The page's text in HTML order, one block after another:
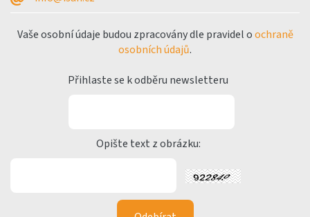
Vaše osobní údaje budou zpracovány dle pravidel oochraně
osobních údajů.
Přihlaste se k odběru newsletteru
Opište text z obrázku: